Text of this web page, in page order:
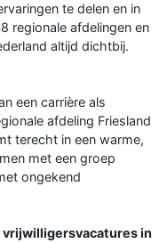
te delen en in
regionale afdelingen en
altijd dichtbij.
een carrière als
afdeling Friesland
terecht in een warme,
met een groep
ongekend
vrijwilligersvacatures in